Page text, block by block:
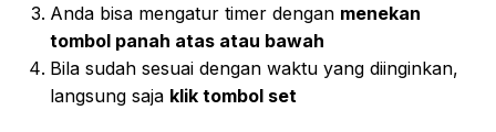
Anda bisa mengatur timer dengan menekan
tombol panah atas atau bawah
Bila sudah sesuai dengan waktu yang diinginkan,
langsung saja klik tombol set